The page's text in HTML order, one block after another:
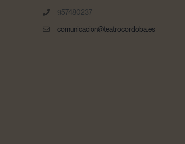
957480237
comunicacion@teatrocordoba.es